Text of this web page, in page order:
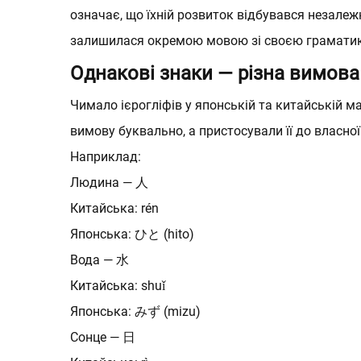
означає, що їхній розвиток відбувався
залишилася окремою мовою зі своєю
Однакові знаки — різна вимова
Чимало ієрогліфів у японській та китайській
вимову буквально, а пристосували її до
Наприклад:
Людина — 人
Китайська: rén
Японська: ひと (hito)
Вода — 水
Китайська: shuǐ
Японська: みず (mizu)
Сонце — 日